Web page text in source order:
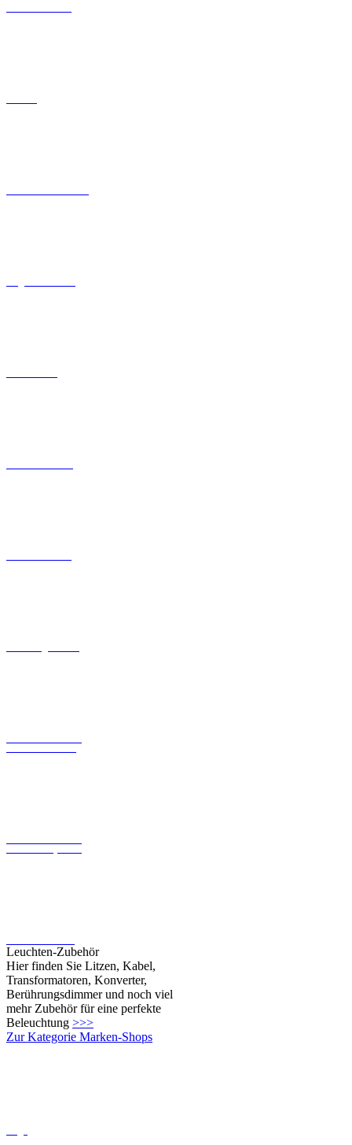
Leuchten-Zubehör
Hier finden Sie Litzen, Kabel,
Transformatoren, Konverter,
Berührungsdimmer und noch viel
mehr Zubehör für eine perfekte
Beleuchtung >>>
Zur Kategorie Marken-Shops